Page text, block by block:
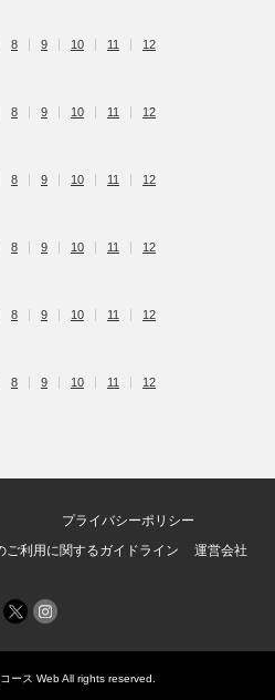
8 9 10 11 12
8 9 10 11 12
8 9 10 11 12
8 9 10 11 12
8 9 10 11 12
8 9 10 11 12
プライバシーポリシー
ご利用に関するガイドライン
運営会社
ース WebAll rights reserved.